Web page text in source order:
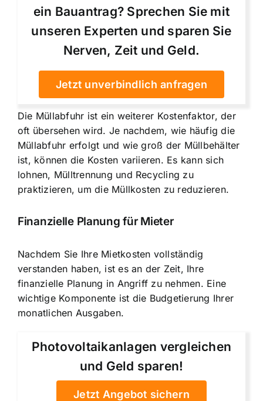
ein Bauantrag? Sprechen Sie mit
unseren Experten und sparen Sie
Nerven, Zeit und Geld.
Jetzt unverbindlich anfragen
Die Müllabfuhr ist ein weiterer Kostenfaktor, der
oft übersehen wird. Je nachdem, wie häufig die
Müllabfuhr erfolgt und wie groß der Müllbehälter
ist, können die Kosten variieren. Es kann sich
lohnen, Mülltrennung und Recycling zu
praktizieren, um die Müllkosten zu reduzieren.
Finanzielle Planung für Mieter
Nachdem Sie Ihre Mietkosten vollständig
verstanden haben, ist es an der Zeit, Ihre
finanzielle Planung in Angriff zu nehmen. Eine
wichtige Komponente ist die Budgetierung Ihrer
monatlichen Ausgaben.
Photovoltaikanlagen vergleichen
und Geld sparen!
Jetzt Angebot sichern